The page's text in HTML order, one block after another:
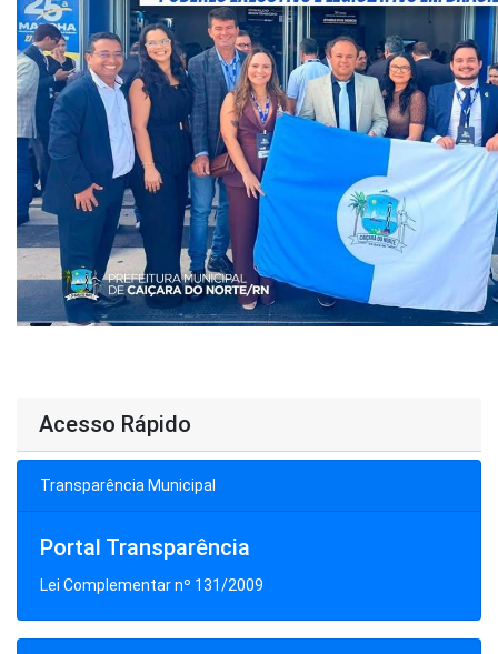
Acesso Rápido
Transparência Municipal
Portal Transparência
Lei Complementar nº 131/2009